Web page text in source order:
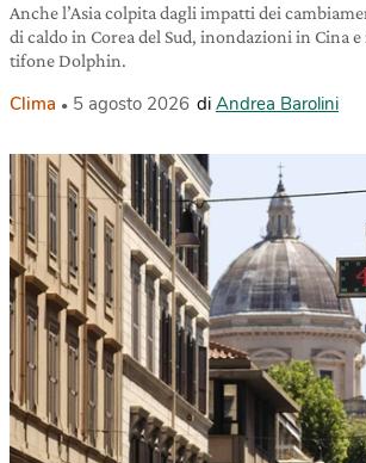
Anche l’Asia colpita dagli impatti dei
di caldo in Corea del Sud, inondazioni in Cina
tifone Dolphin.
Clima 5 agosto 2026 di Andrea Barolini